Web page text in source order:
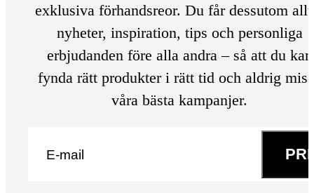
exklusiva förhandsreor. Du får dessutom
nyheter, inspiration, tips och personliga
erbjudanden före alla andra – så att du kan
fynda rätt produkter i rätt tid och aldrig
våra bästa kampanjer.